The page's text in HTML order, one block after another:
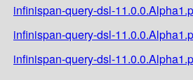
infinispan-query-dsl-
infinispan-query-dsl-
infinispan-query-dsl-